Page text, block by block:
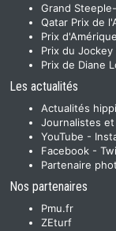
Grand
Qatar Prix de
Prix
Prix du
Prix de Diane
Les actualités
Actualités
Journalistes
YouTube -
Facebook -
Partenaire
Nos partenaires
Pmu.fr
ZEturf